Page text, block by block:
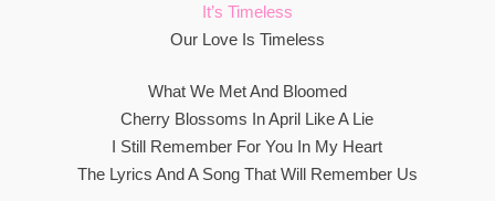
It’s Timeless
Our Love Is Timeless
What We Met And Bloomed
Cherry Blossoms In April Like A Lie
I Still Remember For You In My Heart
The Lyrics And A Song That Will Remember Us